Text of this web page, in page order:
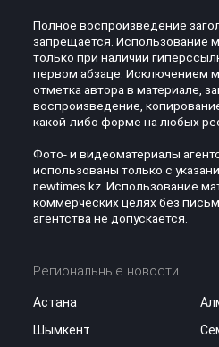
Полное воспроизведение
запрещается. Использование
только при наличии
первом абзаце. Исключением
отметка автора в материале,
воспроизведение,
какой-либо форме на любых
Фото- и видеоматериалы
использованы только с
newtimes.kz. Использование
коммерческих целях без
агентства не допускается.
Региональные новости
Астана
Шымкент